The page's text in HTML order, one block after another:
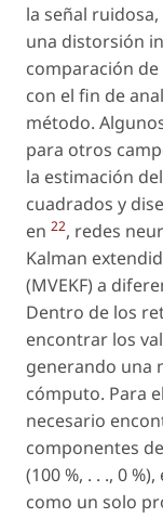
la señal
una distorsión
comparación
con el fin de
método.
para otros
la estimación
cuadrados y
en 22, redes
Kalman
(MVEKF) a
Dentro de los
encontrar los
generando una
cómputo. Para
necesario
componentes
(100 %, . . ., 0
como un solo